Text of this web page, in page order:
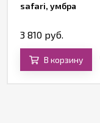
safari, умбра
3 810 руб.
В корзину